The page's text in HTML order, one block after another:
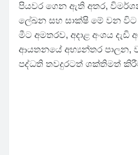
පියවර ගෙන ඇති අතර,
ලේඛන සහ සාක්ෂි මේ වන
මීට අමතරව, අදාළ අංශය
ආයතනයේ අභ්‍යන්තර පාලන,
පද්ධති තවදුරටත් ශක්තිමත්